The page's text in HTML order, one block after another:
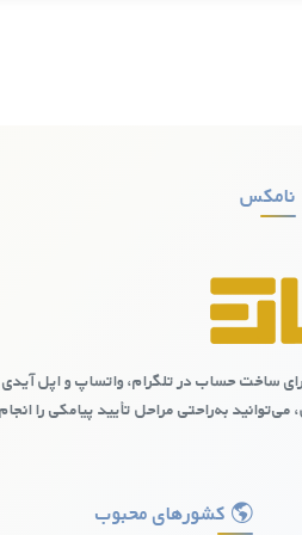
از یک منبع معتبر می‌تواند انتخاب
نامکس
ساخت حساب در تلگرام، واتساپ و اپل
به‌راحتی مراحل تأیید پیامکی را
کشورهای محبوب